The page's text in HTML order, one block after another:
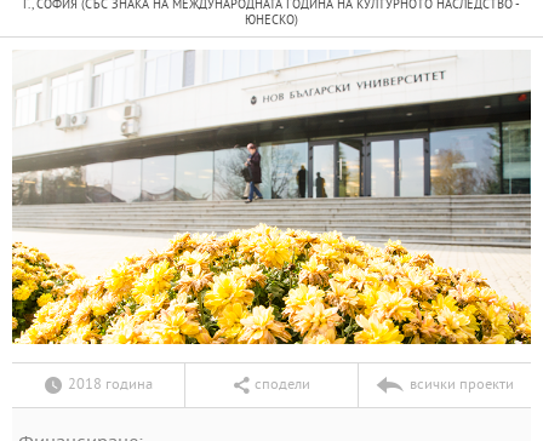
Г., СОФИЯ (СЪС ЗНАКА НА МЕЖДУНАРОДНАТА ГОДИНА НА КУЛТУРНОТО НАСЛЕДСТВО -
ЮНЕСКО)
2018 година сподели всички проекти